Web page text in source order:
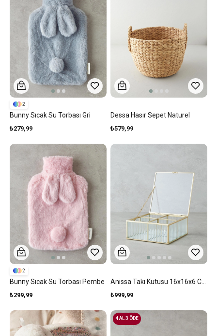
Bunny Sıcak Su Torbası Gri
₺279,99
2
Dessa Hasır Sepet Naturel
₺579,99
Bunny Sıcak Su Torbası Pembe
₺299,99
2
₺999,99
4 AL 3 ÖDE